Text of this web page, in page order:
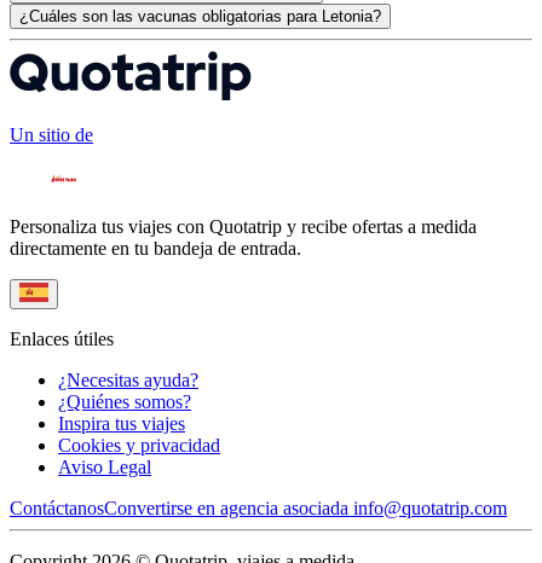
¿Cuáles son las vacunas obligatorias para Letonia?
Un sitio de
Personaliza tus viajes con Quotatrip y recibe ofertas a medida
directamente en tu bandeja de entrada.
Enlaces útiles
¿Necesitas ayuda?
¿Quiénes somos?
Inspira tus viajes
Cookies y privacidad
Aviso Legal
ContáctanosConvertirse en agencia asociada info@quotatrip.com